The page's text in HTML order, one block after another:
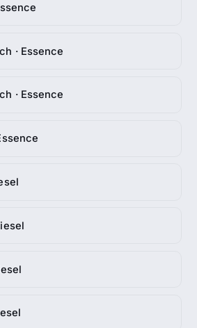
· Essence
· Essence